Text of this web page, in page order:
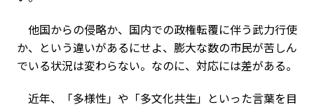
他国からの侵略か、国内での政権転覆に伴う武力行使
か、という違いがあるにせよ、膨大な数の市民が苦しん
でいる状況は変わらない。なのに、対応には差がある。
近年、「多様性」や「多文化共生」といった言葉を目